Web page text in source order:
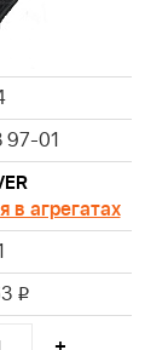
97-01
в агрегатах
i